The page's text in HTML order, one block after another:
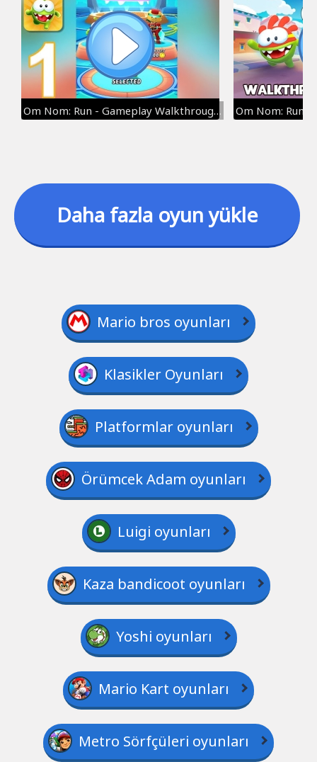
Om Nom: Run - Gameplay Walkthrough Part 1 - Tutorial (iOS, Android) Om Nom: Run
Daha fazla oyun yükle
Mario bros oyunları
Klasikler Oyunları
Platformlar oyunları
Örümcek Adam oyunları
Luigi oyunları
Kaza bandicoot oyunları
Yoshi oyunları
Mario Kart oyunları
Metro Sörfçüleri oyunları